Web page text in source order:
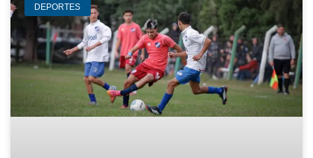
DEPORTES